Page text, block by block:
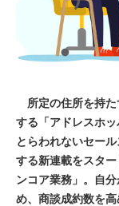
所定の住所を持た
する「アドレスホ
とらわれないセー
する新連載をスタ
ンコア業務」。自
め、商談成約数を高